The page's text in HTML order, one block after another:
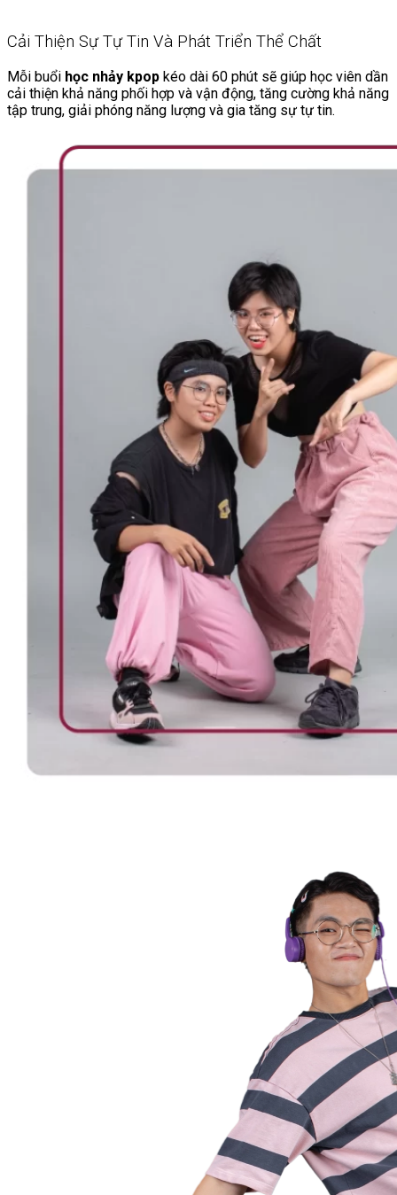
Cải Thiện Sự Tự Tin Và Phát Triển Thể Chất
Mỗi buổi học nhảy kpop kéo dài 60 phút sẽ giúp học viên dần
cải thiện khả năng phối hợp và vận động, tăng cường khả năng
tập trung, giải phóng năng lượng và gia tăng sự tự tin.